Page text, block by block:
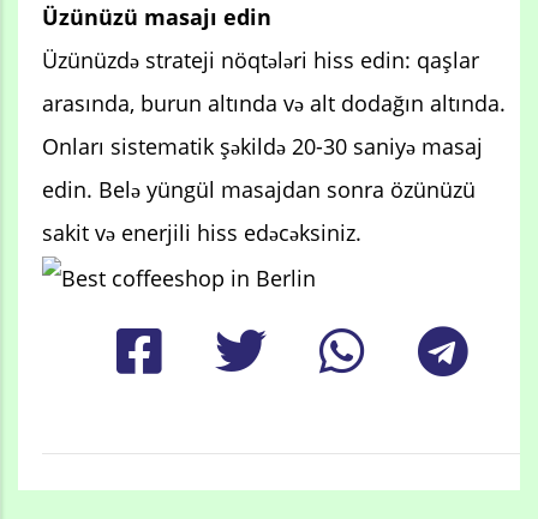
Üzünüzü masajı edin
Üzünüzdə strateji nöqtələri hiss edin: qaşlar
arasında, burun altında və alt dodağın altında.
Onları sistematik şəkildə 20-30 saniyə masaj
edin. Belə yüngül masajdan sonra özünüzü
sakit və enerjili hiss edəcəksiniz.